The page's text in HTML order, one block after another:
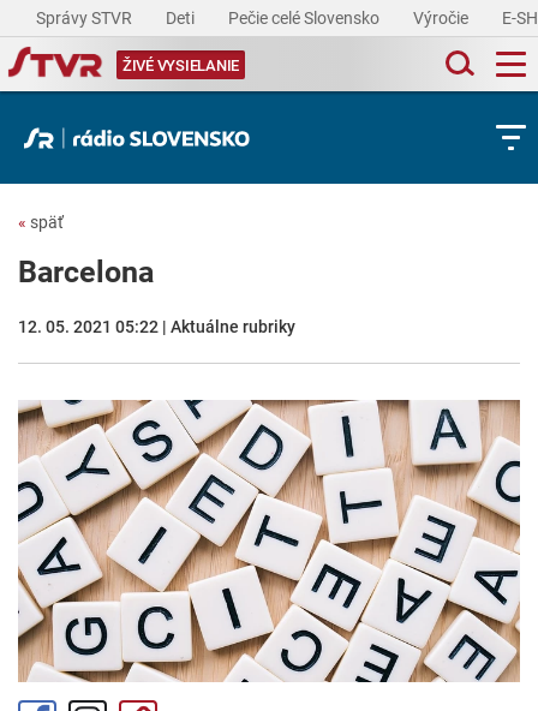
Správy STVR Deti Pečie celé Slovensko Výročie E-
ŽIVÉ VYSIELANIE
« späť
Barcelona
12. 05. 2021 05:22 | Aktuálne rubriky